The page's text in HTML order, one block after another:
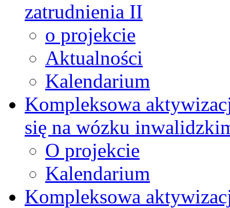
zatrudnienia II
o projekcie
Aktualności
Kalendarium
Kompleksowa
się na wózku
O projekcie
Kalendarium
Kompleksowa